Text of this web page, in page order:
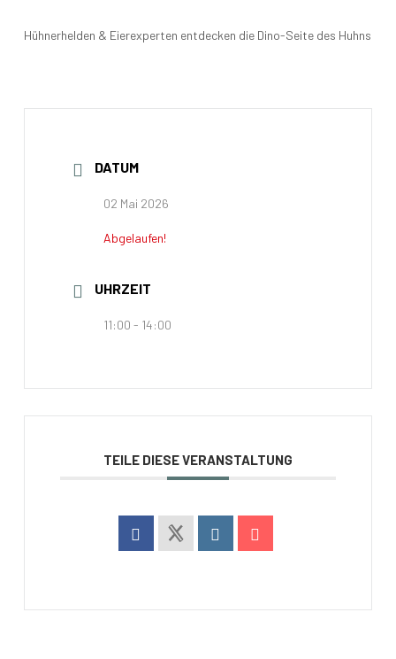
Hühnerhelden & Eierexperten entdecken die Dino-Seite des Huhns
DATUM
02 Mai 2026
Abgelaufen!
UHRZEIT
11:00 - 14:00
TEILE DIESE VERANSTALTUNG